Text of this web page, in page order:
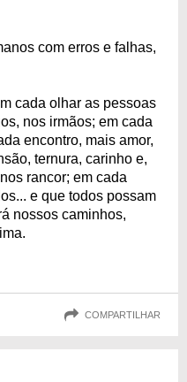
com erros e falhas,
cada olhar as pessoas
nos irmãos; em cada
encontro, mais amor,
ternura, carinho e,
rancor; em cada
e que todos possam
nossos caminhos,
COMPARTILHAR